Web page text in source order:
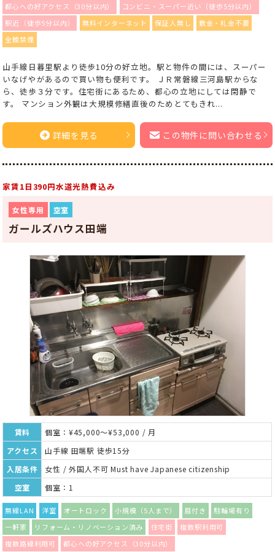
都心への好アクセス（30分以内）
コンビニ・スーパー近い（徒歩5分以内）
駅近（徒歩5分以内）
無料インターネット 保証人無し
敷金・礼金不要
全館禁煙
山手線日暮里駅より徒歩10分の好立地。駅と物件の間には、スーパー
いなげやがあるので買い物も便利です。 ＪＲ常磐線三河島駅からな
ら、徒歩３分です。住宅街にあるため、都心の立地にしては閑静で
す。 マンション外観は大規模修繕直後のためとてもきれ...
詳細を見る この物件に問い合わせる
家賃1日390円水道光熱費込み
女性専用 空室
ガールズハウス田端
賃料
個室：¥45,000～¥53,000 / 月
アクセス
山手線 田端駅 徒歩15分
入居条件
女性 / 外国人不可 Must have Japanese citizenship
空室
個室：1
無線LAN 洋室 オートロック 小規模（5人まで） 庭付き
駐輪場有り
一軒家
リフォーム・リノベーション済み 住宅街
複数駅利用可
複数路線利用可
都心への好アクセス（30分以内）